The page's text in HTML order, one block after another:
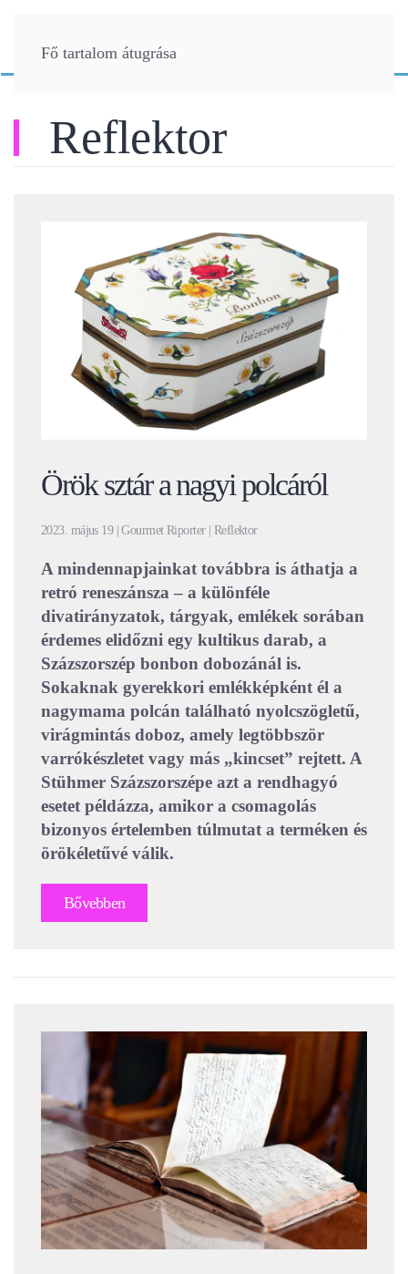
Fő tartalom átugrása
Reflektor
Örök sztár a nagyi polcáról
2023. május 19 | Gourmet Riporter | Reflektor
A mindennapjainkat továbbra is áthatja a
retró reneszánsza – a különféle
divatirányzatok, tárgyak, emlékek sorában
érdemes elidőzni egy kultikus darab, a
Százszorszép bonbon dobozánál is.
Sokaknak gyerekkori emlékképként él a
nagymama polcán található nyolcszögletű,
virágmintás doboz, amely legtöbbször
varrókészletet vagy más „kincset” rejtett. A
Stühmer Százszorszépe azt a rendhagyó
esetet példázza, amikor a csomagolás
bizonyos értelemben túlmutat a terméken és
örökéletűvé válik.
Bővebben